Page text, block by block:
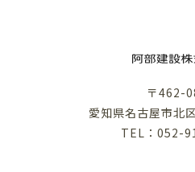
〒462-
愛知県名古屋市北
TEL：052-